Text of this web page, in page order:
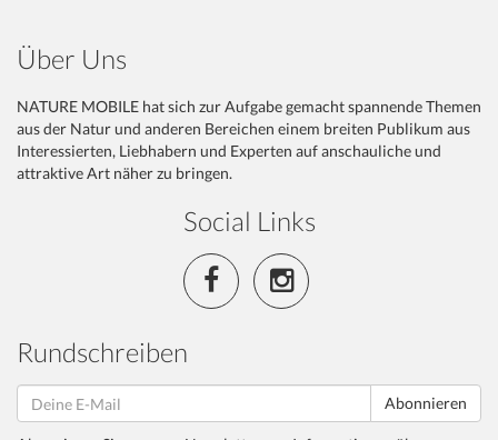
Über Uns
NATURE MOBILE hat sich zur Aufgabe gemacht spannende Themen
aus der Natur und anderen Bereichen einem breiten Publikum aus
Interessierten, Liebhabern und Experten auf anschauliche und
attraktive Art näher zu bringen.
Social Links
Rundschreiben
Abonnieren